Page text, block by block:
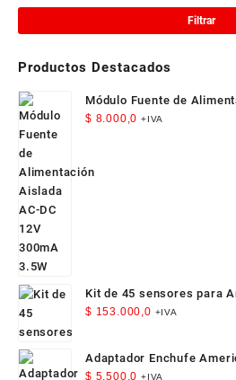
Filtrar
Productos Destacados
Módulo Fuente de
300mA 3.5W
$ 8.000,0 +IVA
Kit de 45 sensores para
$ 153.000,0 +IVA
Adaptador Enchufe
Viaje
$ 5.500,0 +IVA